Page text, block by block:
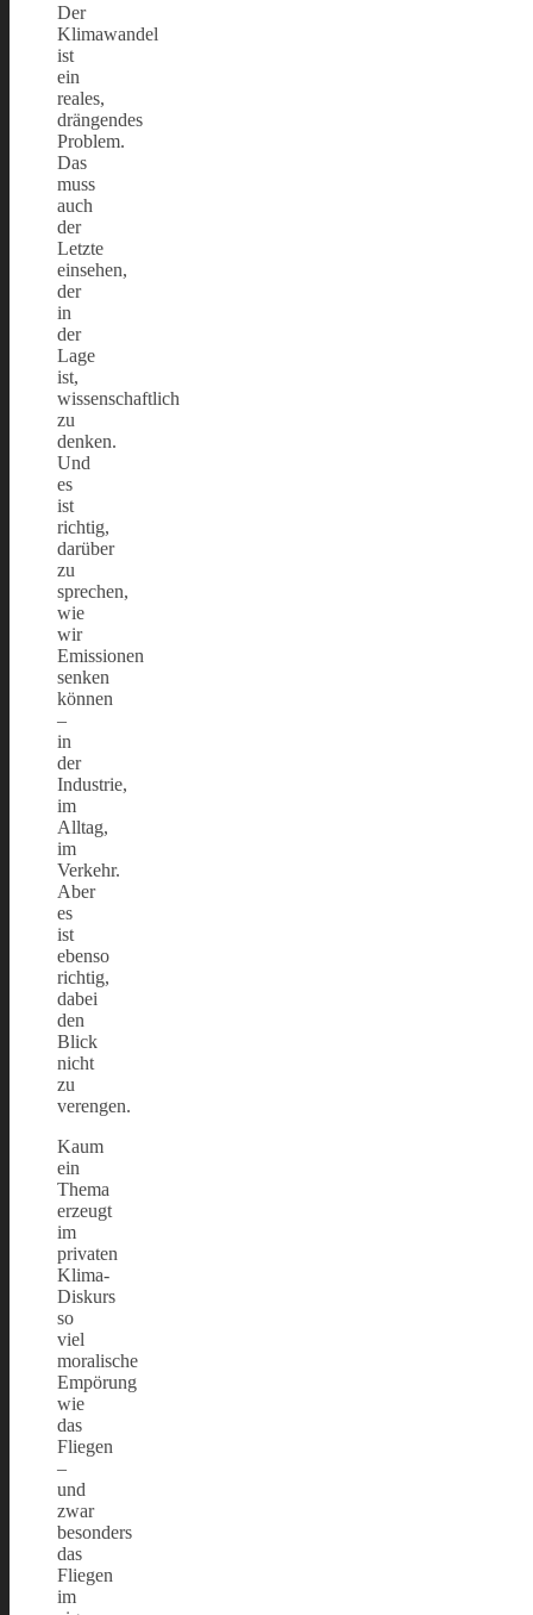
Der
Klimawandel
ist
ein
reales,
drängendes
Problem.
Das
muss
auch
der
Letzte
einsehen,
der
in
der
Lage
ist,
wissenschaftlich
zu
denken.
Und
es
ist
richtig,
darüber
zu
sprechen,
wie
wir
Emissionen
senken
können
–
in
der
Industrie,
im
Alltag,
im
Verkehr.
Aber
es
ist
ebenso
richtig,
dabei
den
Blick
nicht
zu
verengen.
Kaum
ein
Thema
erzeugt
im
privaten
Klima-
Diskurs
so
viel
moralische
Empörung
wie
das
Fliegen
–
und
zwar
besonders
das
Fliegen
im